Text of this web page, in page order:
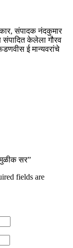
संपादक नंदकुमार
संपादित केलेला गौरव
ई मान्यवरांचे
मुळीक सर”
fields are